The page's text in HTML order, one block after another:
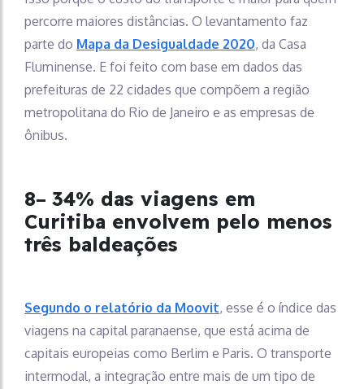
percorre maiores distâncias. O levantamento faz
parte do Mapa da Desigualdade 2020, da Casa
Fluminense. E foi feito com base em dados das
prefeituras de 22 cidades que compõem a região
metropolitana do Rio de Janeiro e as empresas de
ônibus.
8– 34% das viagens em
Curitiba envolvem pelo menos
três baldeações
Segundo o relatório da Moovit, esse é o índice das
viagens na capital paranaense, que está acima de
capitais europeias como Berlim e Paris. O transporte
intermodal, a integração entre mais de um tipo de